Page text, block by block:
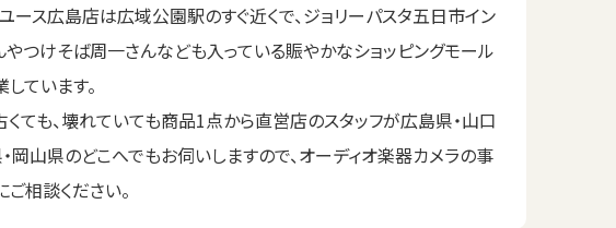
ース広島店は広域公園駅のすぐ近くで、ジョリーパスタ五日市イン
つけそば周一さんなども入っている賑やかなショッピングモール
ています。
くても、壊れていても商品1点から直営店のスタッフが広島県・山口
岡山県のどこへでもお伺いしますので、オーディオ楽器カメラの事
相談ください。